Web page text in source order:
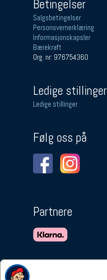
Betingelser
Salgsbetingelser
Personsvernerklæring
Informasjonskapsler
Bærekraft
Org. nr: 976754360
Ledige stillinger
Ledige stillinger
Følg oss på
Partnere